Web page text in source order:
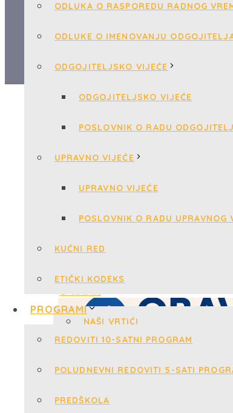
ODLUKA O RASPOREDU RADNOG
ODLUKE O IMENOVANJU
ODGOJITELJSKO VIJEĆE
ODGOJITELJSKO VIJEĆE
POSLOVNIK O RADU
UPRAVNO VIJEĆE
UPRAVNO VIJEĆE
POSLOVNIK O RADU UPRAVNOG
KUĆNI RED
ETIČKI KODEKS
PROGRAMI
REDOVITI 10-SATNI PROGRAM
POLUDNEVNI REDOVITI 5-SATI
PREDŠKOLA